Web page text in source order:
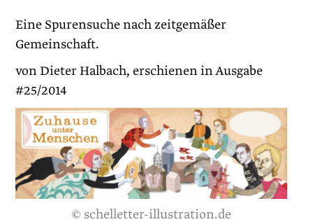
Eine Spurensuche nach zeitgemäßer
Gemeinschaft.
von Dieter Halbach, erschienen in Ausgabe
#25/2014
© schelletter-illustration.de